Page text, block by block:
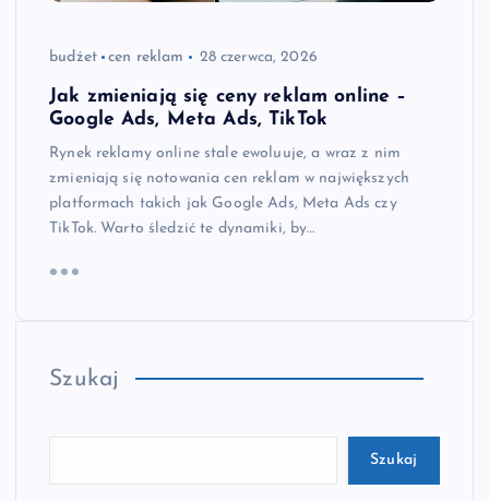
budżet cen reklam 28 czerwca, 2026
Jak zmieniają się ceny reklam online –
Google Ads, Meta Ads, TikTok
Rynek reklamy online stale ewoluuje, a wraz z nim
zmieniają się notowania cen reklam w największych
platformach takich jak Google Ads, Meta Ads czy
TikTok. Warto śledzić te dynamiki, by…
Szukaj
Szukaj